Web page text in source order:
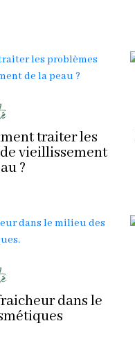
traiter les
vieillissement
?
dans le